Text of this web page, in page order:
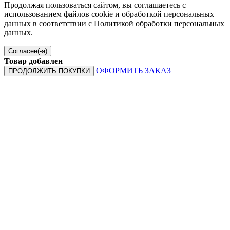
Продолжая пользоваться сайтом, вы соглашаетесь с
использованием файлов cookie и обработкой персональных
данных в соответствии с Политикой обработки персональных
данных.
Согласен(-а)
Товар добавлен
ПРОДОЛЖИТЬ ПОКУПКИ ОФОРМИТЬ ЗАКАЗ